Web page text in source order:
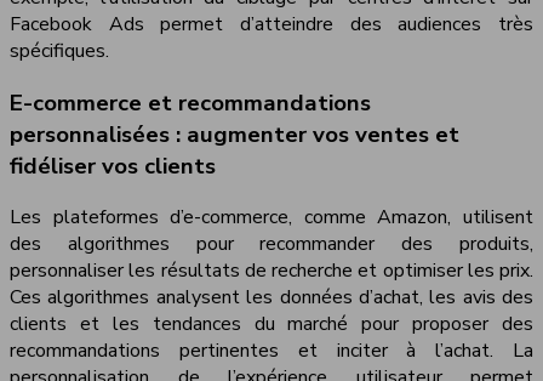
Facebook Ads permet d’atteindre des audiences très
spécifiques.
E-commerce et recommandations
personnalisées : augmenter vos ventes et
fidéliser vos clients
Les plateformes d’e-commerce, comme Amazon, utilisent
des algorithmes pour recommander des produits,
personnaliser les résultats de recherche et optimiser les prix.
Ces algorithmes analysent les données d’achat, les avis des
clients et les tendances du marché pour proposer des
recommandations pertinentes et inciter à l’achat. La